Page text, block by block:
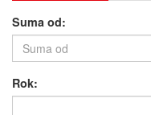
Suma od:
Rok: